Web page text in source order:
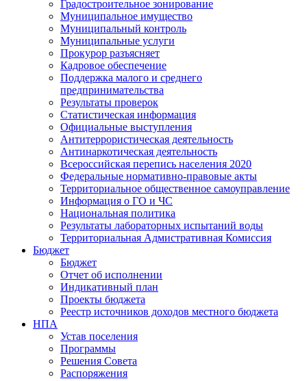
Градостроительное зонирование
Муниципальное имущество
Муниципальный контроль
Муниципальные услуги
Прокурор разъясняет
Кадровое обеспечение
Поддержка малого и среднего
предпринимательства
Результаты проверок
Статистическая информация
Официальные выступления
Антитеррористическая деятельность
Антинаркотическая деятельность
Всероссийская перепись населения 2020
Федеральные нормативно-правовые акты
Территориальное общественное самоуправление
Информация о ГО и ЧС
Национальная политика
Результаты лабораторных испытаний воды
Территориальная Адмистративная Комиссия
Бюджет
Бюджет
Отчет об исполнении
Индикативный план
Проекты бюджета
Реестр источников доходов местного бюджета
НПА
Устав поселения
Программы
Решения Совета
Распоряжения